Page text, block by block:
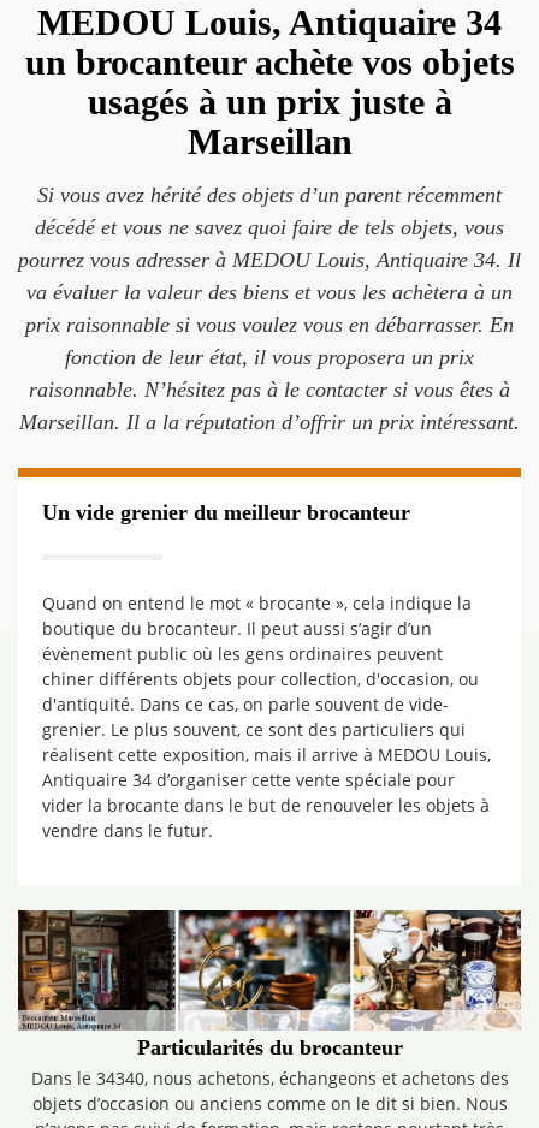
MEDOU Louis, Antiquaire 34
un brocanteur achète vos objets
usagés à un prix juste à
Marseillan
Si vous avez hérité des objets d’un parent récemment
décédé et vous ne savez quoi faire de tels objets, vous
pourrez vous adresser à MEDOU Louis, Antiquaire 34. Il
va évaluer la valeur des biens et vous les achètera à un
prix raisonnable si vous voulez vous en débarrasser. En
fonction de leur état, il vous proposera un prix
raisonnable. N’hésitez pas à le contacter si vous êtes à
Marseillan. Il a la réputation d’offrir un prix intéressant.
Un vide grenier du meilleur brocanteur
Quand on entend le mot « brocante », cela indique la
boutique du brocanteur. Il peut aussi s’agir d’un
évènement public où les gens ordinaires peuvent
chiner différents objets pour collection, d'occasion, ou
d'antiquité. Dans ce cas, on parle souvent de vide-
grenier. Le plus souvent, ce sont des particuliers qui
réalisent cette exposition, mais il arrive à MEDOU Louis,
Antiquaire 34 d’organiser cette vente spéciale pour
vider la brocante dans le but de renouveler les objets à
vendre dans le futur.
Particularités du brocanteur
Dans le 34340, nous achetons, échangeons et achetons des
objets d’occasion ou anciens comme on le dit si bien. Nous